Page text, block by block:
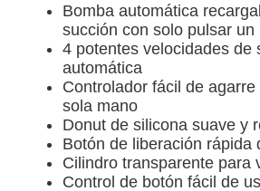
Bomba automática
succión con solo pulsar un
4 potentes velocidades de
automática
Controlador fácil de
sola mano
Donut de silicona suave y
Botón de liberación rápida
Cilindro transparente para
Control de botón fácil de